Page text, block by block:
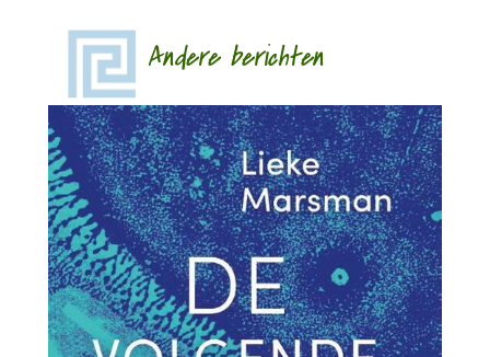
Andere berichten